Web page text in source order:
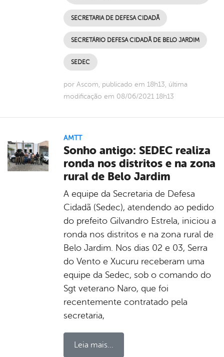
SECRETARIA DE DEFESA CIDADÃ
SECRETÁRIO DEFESA CIDADÃ DE BELO JARDIM
SEDEC
por Ascom, publicado em 18h13, última
modificação em 08/06/2021 18h13
AMTT
Sonho antigo: SEDEC realiza
ronda nos distritos e na zona
rural de Belo Jardim
A equipe da Secretaria de Defesa
Cidadã (Sedec), atendendo ao pedido
do prefeito Gilvandro Estrela, iniciou a
ronda nos distritos e na zona rural de
Belo Jardim. Nos dias 02 e 03, Serra
do Vento e Xucuru receberam uma
equipe da Sedec, sob o comando do
Sgt veterano Naro, que foi
recentemente contratado pela
secretaria,
Leia mais...